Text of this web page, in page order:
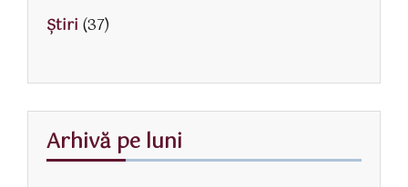
Știri (37)
Arhivă pe luni